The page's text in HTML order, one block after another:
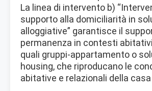
La linea di intervento b)
supporto alla domiciliarità in
alloggiative” garantisce il
permanenza in contesti
quali gruppi-appartamento o
housing, che riproducano le
abitative e relazionali della